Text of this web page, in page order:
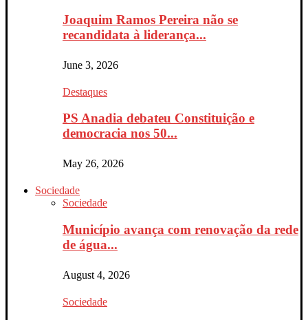
Joaquim Ramos Pereira não se
recandidata à liderança...
June 3, 2026
Destaques
PS Anadia debateu Constituição e
democracia nos 50...
May 26, 2026
Sociedade
Sociedade
Município avança com renovação da rede
de água...
August 4, 2026
Sociedade